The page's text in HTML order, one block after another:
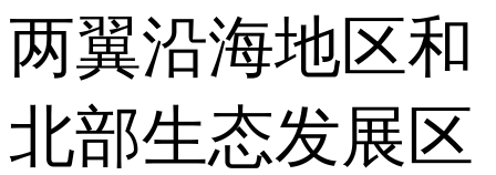
两翼沿海地区和
北部生态发展区